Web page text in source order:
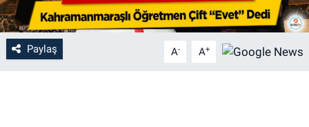
Paylaş A- A+